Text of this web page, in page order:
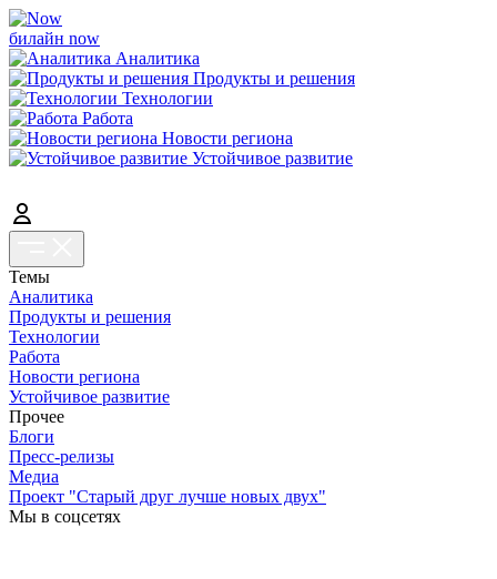
билайн now
Аналитика
Продукты и решения
Технологии
Работа
Новости региона
Устойчивое развитие
Темы
Аналитика
Продукты и решения
Технологии
Работа
Новости региона
Устойчивое развитие
Прочее
Блоги
Пресс-релизы
Медиа
Проект "Старый друг лучше новых двух"
Мы в соцсетях